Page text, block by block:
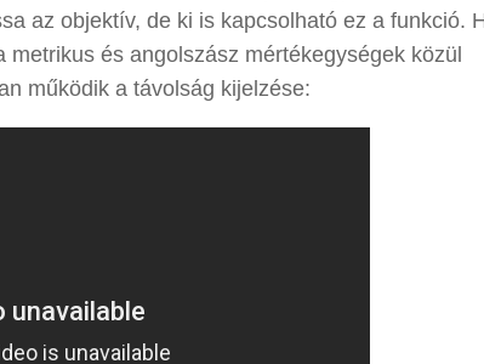
az objektív, de ki is kapcsolható ez a funkció.
és angolszász mértékegységek közül
működik a távolság kijelzése: